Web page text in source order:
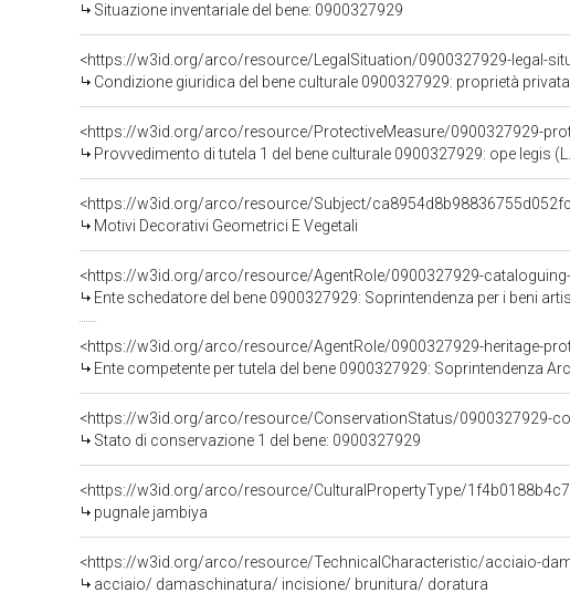
Situazione inventariale del bene: 0900327929
<https://w3id.org/arco/resource/LegalSituation/0900327929-legal-
Condizione giuridica del bene culturale 0900327929: proprietà privata
<https://w3id.org/arco/resource/ProtectiveMeasure/0900327929-
Provvedimento di tutela 1 del bene culturale 0900327929: ope legis
<https://w3id.org/arco/resource/Subject/
Motivi Decorativi Geometrici E Vegetali
<https://w3id.org/arco/resource/AgentRole/0900327929-
Ente schedatore del bene 0900327929: Soprintendenza per i beni
<https://w3id.org/arco/resource/AgentRole/0900327929-heritage-
Ente competente per tutela del bene 0900327929: Soprintendenza
<https://w3id.org/arco/resource/ConservationStatus/0900327929-
Stato di conservazione 1 del bene: 0900327929
<https://w3id.org/arco/resource/CulturalPropertyType/
pugnale jambiya
<https://w3id.org/arco/resource/TechnicalCharacteristic/acciaio-
acciaio/ damaschinatura/ incisione/ brunitura/ doratura